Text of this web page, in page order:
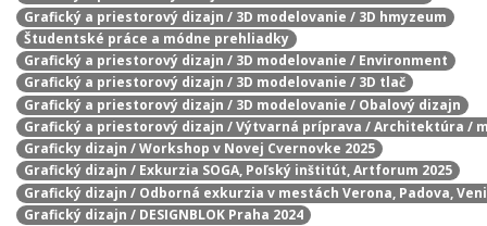
Grafický a priestorový dizajn / 3D modelovanie / 3D hmyzeum
Študentské práce a módne prehliadky
Grafický a priestorový dizajn / 3D modelovanie / Environment
Grafický a priestorový dizajn / 3D modelovanie / 3D tlač
Grafický a priestorový dizajn / 3D modelovanie / Obalový dizajn
Grafický a priestorový dizajn / Výtvarná príprava / Architektúra /
Graficky dizajn / Workshop v Novej Cvernovke 2025
Grafický dizajn / Exkurzia SOGA, Poľský inštitút, Artforum 2025
Grafický dizajn / Odborná exkurzia v mestách Verona, Padova,
Grafický dizajn / DESIGNBLOK Praha 2024